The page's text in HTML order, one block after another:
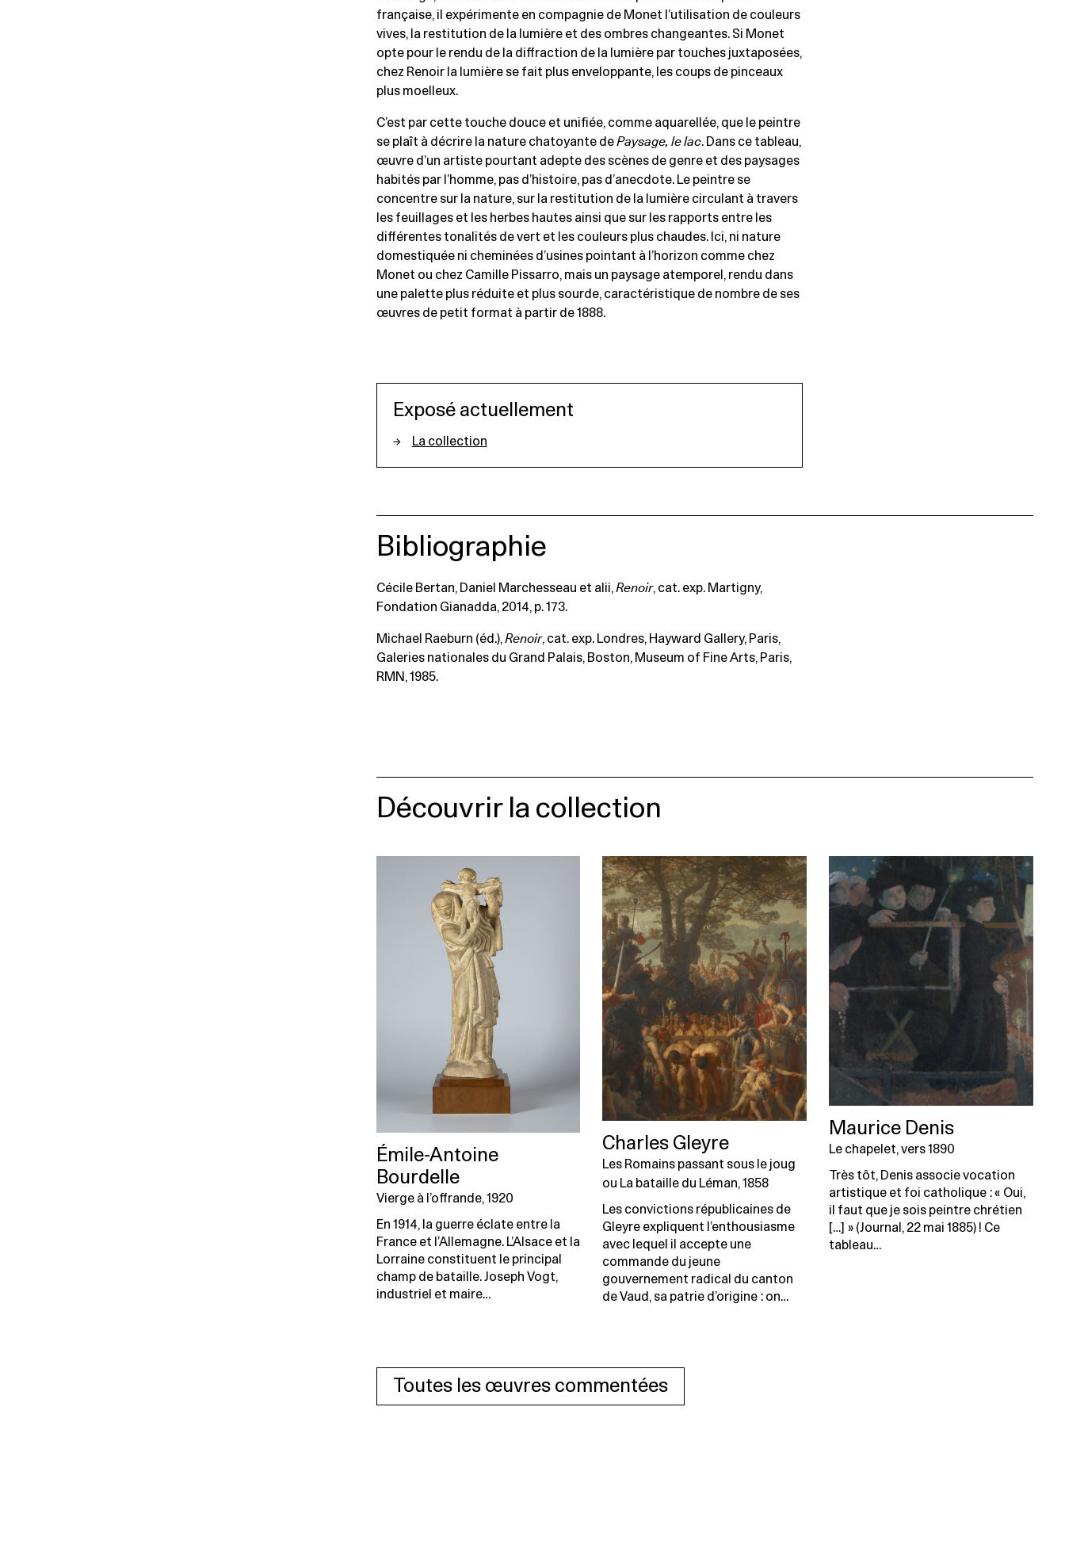
française, il expérimente en compagnie de Monet l’utilisation de couleurs
vives, la restitution de la lumière et des ombres changeantes. Si Monet
opte pour le rendu de la diffraction de la lumière par touches juxtaposées,
chez Renoir la lumière se fait plus enveloppante, les coups de pinceaux
plus moelleux.
C’est par cette touche douce et unifiée, comme aquarellée, que le peintre
se plaît à décrire la nature chatoyante dePaysage, le lac. Dans ce tableau,
œuvre d’un artiste pourtant adepte des scènes de genre et des paysages
habités par l’homme, pas d’histoire, pas d’anecdote. Le peintre se
concentre sur la nature, sur la restitution de la lumière circulant à travers
les feuillages et les herbes hautes ainsi que sur les rapports entre les
différentes tonalités de vert et les couleurs plus chaudes. Ici, ni nature
domestiquée ni cheminées d’usines pointant à l’horizon comme chez
Monet ou chez Camille Pissarro, mais un paysage atemporel, rendu dans
une palette plus réduite et plus sourde, caractéristique de nombre de ses
œuvres de petit format à partir de 1888.
Exposé actuellement
La collection
Bibliographie
Cécile Bertan, Daniel Marchesseau et alii,Renoir, cat. exp. Martigny,
Fondation Gianadda, 2014, p. 173.
Michael Raeburn (éd.),Renoir, cat. exp. Londres, Hayward Gallery, Paris,
Galeries nationales du Grand Palais, Boston, Museum of Fine Arts, Paris,
RMN, 1985.
Découvrir la collection
Émile-Antoine
Bourdelle
Vierge à l’offrande, 1920
En 1914, la guerre éclate entre la
France et l’Allemagne. L’Alsace et la
Lorraine constituent le principal
champ de bataille. Joseph Vogt,
industriel et maire…
Charles Gleyre
Les Romains passant sous le joug
ou La bataille du Léman, 1858
Les convictions républicaines de
Gleyre expliquent l’enthousiasme
avec lequel il accepte une
commande du jeune
gouvernement radical du canton
de Vaud, sa patrie d’origine : on…
Maurice Denis
Le chapelet, vers 1890
Très tôt, Denis associe vocation
artistique et foi catholique : « Oui,
il faut que je sois peintre chrétien
[…] » (Journal, 22 mai 1885) ! Ce
tableau…
Toutes les œuvres commentées